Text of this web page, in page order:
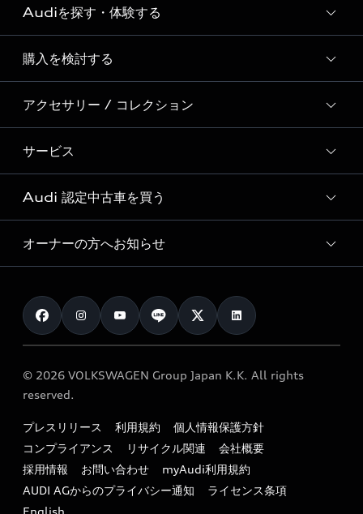
Audi ブランド
Story of Progress
Audi Sport
Formula 1®
デジタルサービス
Audiを探す・体験する
ディーラー検索
新車在庫検索
試乗車・展示車検索
見積り依頼
試乗予約
購入を検討する
モデル一覧
特別仕様モデル / 限定モデル
e-tronラインアップ
価格シミュレーション
車両比較
カタログ一覧
アクセサリー / コレクション
純正アクセサリー
オンラインショップ
Audi collection
アウディナビアプリ
サービス
サービス入庫予約
サービスプログラム
メンテナンス
車検 / 定期点検
e-tronアフターサポート
myAudi
Audi 認定中古車を買う
Audi認定中古車
クオリティ
保証
メンテナンス
ファイナンス
キャンペーン / イベント
買取査定
オーナーの方へお知らせ
お知らせ
オーナー様向けキャンペーン
特定整備適用車一覧
リサイクル法
よくある質問（FAQ）
© 2026 VOLKSWAGEN Group Japan K.K. All rights
reserved.
プレスリリース 利用規約
個人情報保護方針
コンプライアンス
リサイクル関連
会社概要
採用情報
お問い合わせ
myAudi利用規約
AUDI AGからのプライバシー通知
ライセンス条項
English